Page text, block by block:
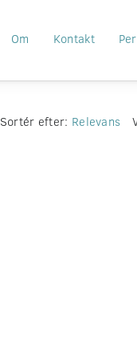
Om Kontakt
Sortér efter: Relevans